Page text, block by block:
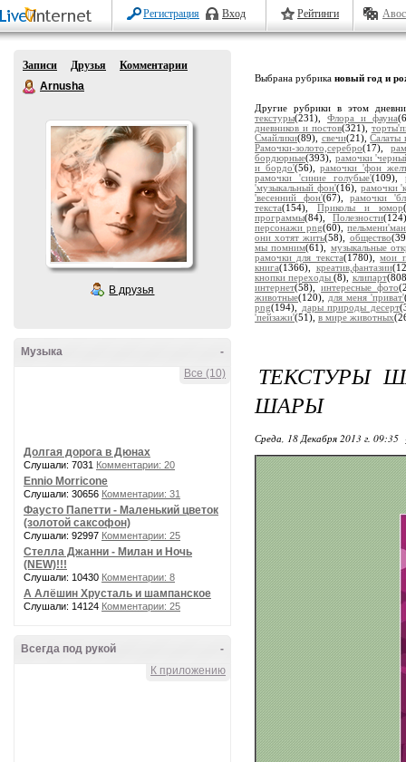
Регистрация Вход Рейтинги
Записи Друзья
Комментарии
Arnusha
В друзья
-
Музыка
Все (10)
Долгая дорога в Дюнах
Слушали: 7031 Комментарии: 20
Ennio Morricone
Слушали: 30656 Комментарии: 31
Фаусто Папетти - Маленький цветок
(золотой саксофон)
Слушали: 92997 Комментарии: 25
Стелла Джанни - Милан и Ночь
(NEW)!!!
Слушали: 10430 Комментарии: 8
А Алёшин Хрусталь и шампанское
Слушали: 14124 Комментарии: 25
-
Всегда под рукой
К приложению
Выбрана рубрика новый год и
Другие рубрики в этом
текстуры(231), Флора и фауна
дневников и постов(321),
Смайлики(89), свечи(21),Салаты
Рамочки-золото,серебро(17),
бордюрные(393), рамочки
и бордо'(56),рамочки 'фон
рамочки 'синие голубые'(109),
'музыкальный фон'(16), рамочки
'весенний фон'(67),рамочки
текста(154), Приколы и юмор
программы(84),Полезности
персонажи png(60),
они хотят жить(58), общество
мы помним(61), музыкальные
рамочки для текста(1780),мои
книга(1366), креатив,фантазии
кнопки переходы(8), клипарт
интернет(58), интересные фото
животные(120), для меня 'приват'
png(194), дары природы десерт
'пейзажи'(51), в мире животных
ТЕКСТУРЫ
ШАРЫ
Среда, 18 Декабря 2013 г. 09:35